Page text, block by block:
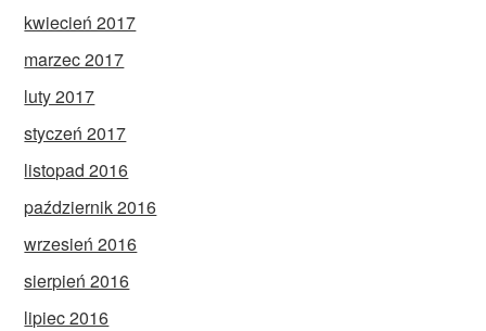
kwiecień 2017
marzec 2017
luty 2017
styczeń 2017
listopad 2016
październik 2016
wrzesień 2016
sierpień 2016
lipiec 2016